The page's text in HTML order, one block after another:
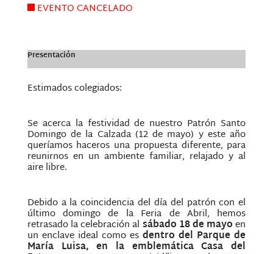
EVENTO CANCELADO
Presentación
Estimados colegiados:
Se acerca la festividad de nuestro Patrón Santo
Domingo de la Calzada (12 de mayo) y este año
queríamos haceros una propuesta diferente, para
reunirnos en un ambiente familiar, relajado y al
aire libre.
Debido a la coincidencia del día del patrón con el
último domingo de la Feria de Abril, hemos
retrasado la celebración al sábado 18 de mayoen
un enclave ideal como esdentro del Parque de
María Luisa, en la emblemática Casa del